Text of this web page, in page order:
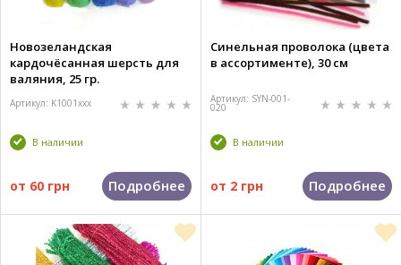
Новозеландская
кардочёсанная шерсть для
валяния, 25 гр.
Артикул: K1001xxx
В наличии
от 60 грн Подробнее
Синельная проволока (цвета
в ассортименте), 30 см
Артикул: SYN-001-
020
В наличии
от 2 грн Подробнее